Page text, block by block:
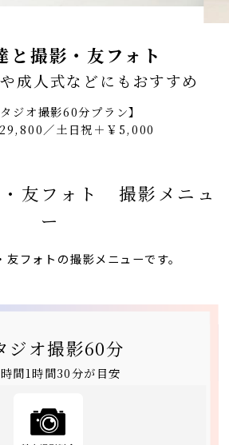
と撮影・友フォト
成人式などにもおすすめ
タジオ撮影60分プラン】
／土日祝＋￥5,000
友フォト 撮影メニュ
ー
友フォトの撮影メニューです。
ジオ撮影60分
間1時間30分が目安